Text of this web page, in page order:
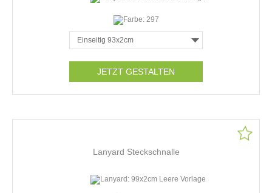
JETZT GESTALTEN
Lanyard Steckschnalle